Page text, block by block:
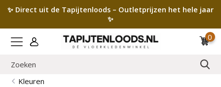
✨ Direct uit de Tapijtenloods – Outletprijzen het hele jaar
✨
0
Kleuren